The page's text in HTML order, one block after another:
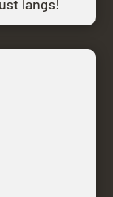
langs!